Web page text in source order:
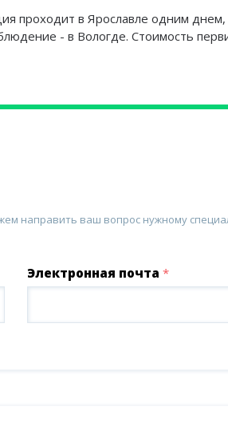
проходит в Ярославле одним днем,
- в Вологде. Стоимость
направить ваш вопрос нужному
Электронная почта*